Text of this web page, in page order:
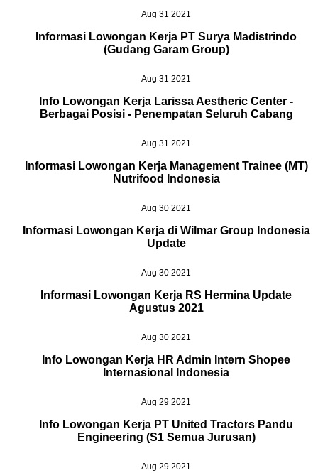
Aug 31 2021
Informasi Lowongan Kerja PT Surya Madistrindo
(Gudang Garam Group)
Aug 31 2021
Info Lowongan Kerja Larissa Aestheric Center -
Berbagai Posisi - Penempatan Seluruh Cabang
Aug 31 2021
Informasi Lowongan Kerja Management Trainee (MT)
Nutrifood Indonesia
Aug 30 2021
Informasi Lowongan Kerja di Wilmar Group Indonesia
Update
Aug 30 2021
Informasi Lowongan Kerja RS Hermina Update
Agustus 2021
Aug 30 2021
Info Lowongan Kerja HR Admin Intern Shopee
Internasional Indonesia
Aug 29 2021
Info Lowongan Kerja PT United Tractors Pandu
Engineering (S1 Semua Jurusan)
Aug 29 2021